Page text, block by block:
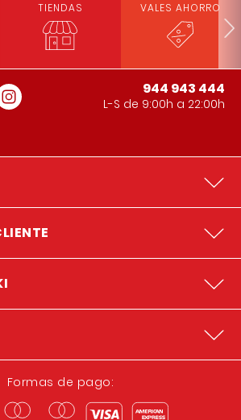
TIENDAS VALES AHORRO
944 943 444
L-S de 9:00h a 22:00h
Formas de pago: